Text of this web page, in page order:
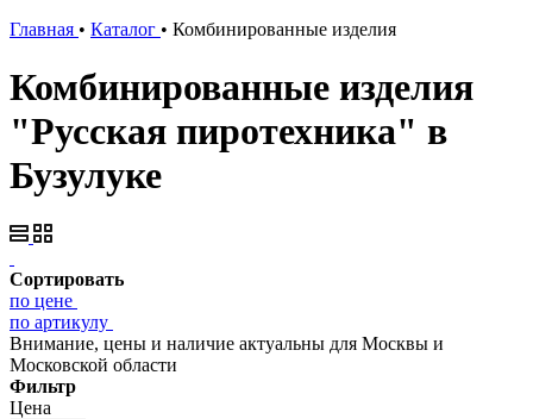
Главная • Каталог • Комбинированные изделия
Комбинированные изделия
"Русская пиротехника" в
Бузулуке
Сортировать
по цене
по артикулу
Внимание, цены и наличие актуальны для Москвы и
Московской области
Фильтр
Цена